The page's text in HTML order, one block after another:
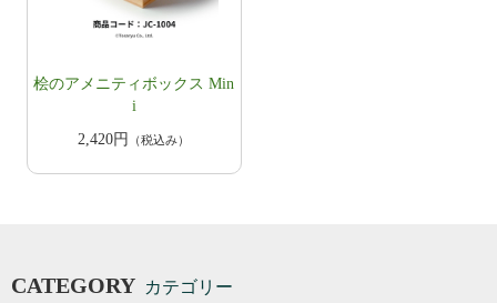
桧のアメニティボックス Min
i
2,420円
（税込み）
CATEGORY カテゴリー